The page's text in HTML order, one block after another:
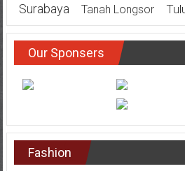
Surabaya
Tanah Longsor
Our Sponsers
Fashion